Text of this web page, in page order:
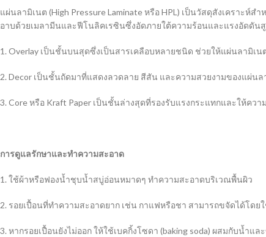
แผ่นลามิเนต (High Pressure Laminate หรือ HPL) เป็นวัสดุสังเคราะ
อาบด้วยเมลามีนและฟีโนลิคเรซินซึ่งอัดภายใต้ความร้อนและแรงอัดดั
1. Overlay เป็นชั้นบนสุดซึ่งเป็นสารเคลือบหลายชนิด ช่วยให้แผ่นลามิเ
2. Decor เป็นชั้นถัดมาที่แสดงลวดลาย สีสัน และความสวยงามของแผ่นล
3. Core หรือ Kraft Paper เป็นชั้นล่างสุดที่รองรับแรงกระแทกและให้ค
การดูแลรักษาและทำความสะอาด
1. ใช้ผ้าหรือฟองน้ำชุบน้ำสบู่อ่อนหมาดๆ ทำความสะอาดบริเวณพื้นผิว
2. รอยเปื้อนที่ทำความสะอาดยาก เช่น กาแฟหรือชา สามารถขจัดได้โด
3. หากรอยเปื้อนยังไม่ออก ให้ใช้เบคกิ้งโซดา (baking soda) ผสมกับน้ำ